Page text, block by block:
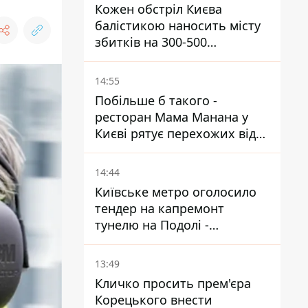
Кожен обстріл Києва
балістикою наносить місту
збитків на 300-500
мільйонів - Петро
Пантелеєв
14:55
Побільше б такого -
ресторан Мама Манана у
Києві рятує перехожих від
спеки
14:44
Київське метро оголосило
тендер на капремонт
тунелю на Подолі -
триватиме майже два роки
13:49
Кличко просить прем'єра
Корецького внести